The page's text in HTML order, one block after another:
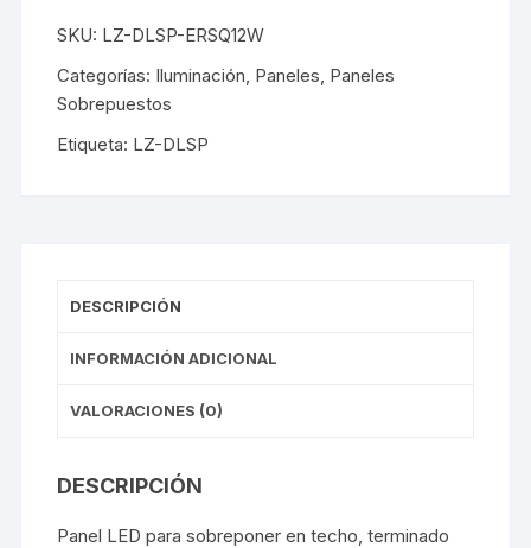
SKU: LZ-DLSP-ERSQ12W
Categorías: Iluminación Paneles Paneles
Sobrepuestos
Etiqueta: LZ-DLSP
DESCRIPCIÓN
INFORMACIÓN ADICIONAL
VALORACIONES (0)
DESCRIPCIÓN
Panel LED para sobreponer en techo, terminado